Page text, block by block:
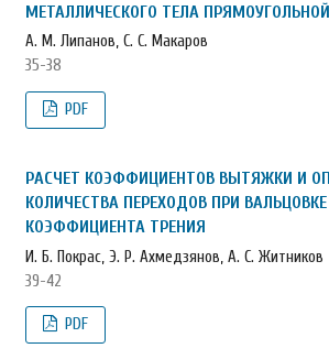
МЕТАЛЛИЧЕСКОГО ТЕЛА
А. М. Липанов, С. С. Макаров
35-38
PDF
РАСЧЕТ КОЭФФИЦИЕНТОВ ВЫТЯЖКИ И
КОЛИЧЕСТВА ПЕРЕХОДОВ ПРИ
КОЭФФИЦИЕНТА ТРЕНИЯ
И. Б. Покрас, Э. Р. Ахмедзянов, А. С. Житников
39-42
PDF